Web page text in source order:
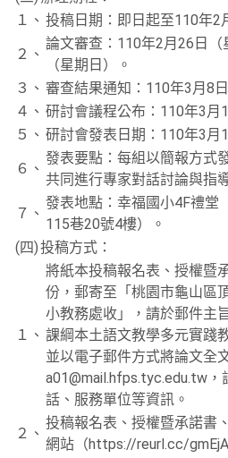
１、 投稿日期：即日起至110年2
２、
論文審查：110年2月26日（
（星期日）。
３、 審查結果通知：110年3月8
４、 研討會議程公布：110年3月
５、 研討會發表日期：110年3月
６、
發表要點：每組以簡報方式
共同進行專家對話討論與指
７、
發表地點：幸福國小4F禮堂
115巷20號4樓）。
(四)投稿方式：
１、
將紙本投稿報名表、授權暨
份，郵寄至「桃園市龜山區
小教務處收」，請於郵件主
課綱本土語文教學多元實踐
並以電子郵件方式將論文全
a01@mail.hfps.tyc.edu.tw
話、服務單位等資訊。
２、
投稿報名表、授權暨承諾書
網站（https://reurl.cc/